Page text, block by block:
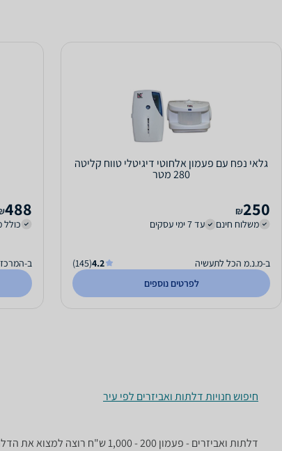
גלאי נפח עם פעמון אלחוטי דיגיטלי טווח קליטה
280 מטר
250
₪
משלוח חינם
עד 7 ימי עסקים
ב-מ.נ.מ הכל לתעשיה 4.2
(145)
לפרטים נוספים
488
כולל
ב-המרכז
חיפוש חנויות דלתות ואביזרים לפי עיר
דלתות ואביזרים - ‏פעמון